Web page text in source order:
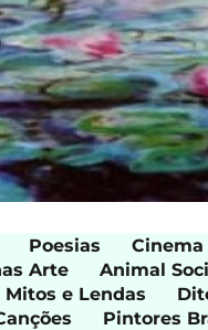
Poesias Cinema
Arte Animal
Mitos e Lendas
Pintores